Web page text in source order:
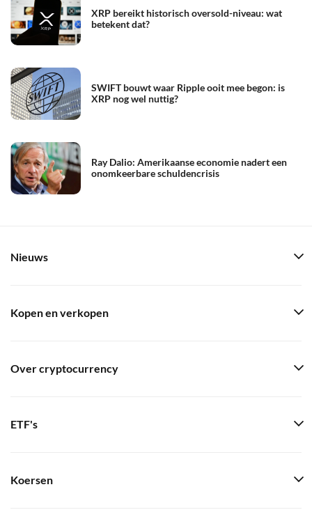
XRP bereikt historisch oversold-niveau: wat
betekent dat?
SWIFT bouwt waar Ripple ooit mee begon: is
XRP nog wel nuttig?
Ray Dalio: Amerikaanse economie nadert een
onomkeerbare schuldencrisis
Nieuws
Kopen en verkopen
Over cryptocurrency
ETF's
Koersen